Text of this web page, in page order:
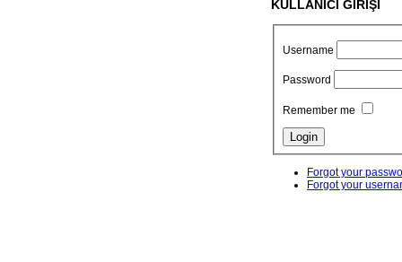
KULLANICI GİRİŞİ
Username
Password
Remember me
Forgot your
Forgot your